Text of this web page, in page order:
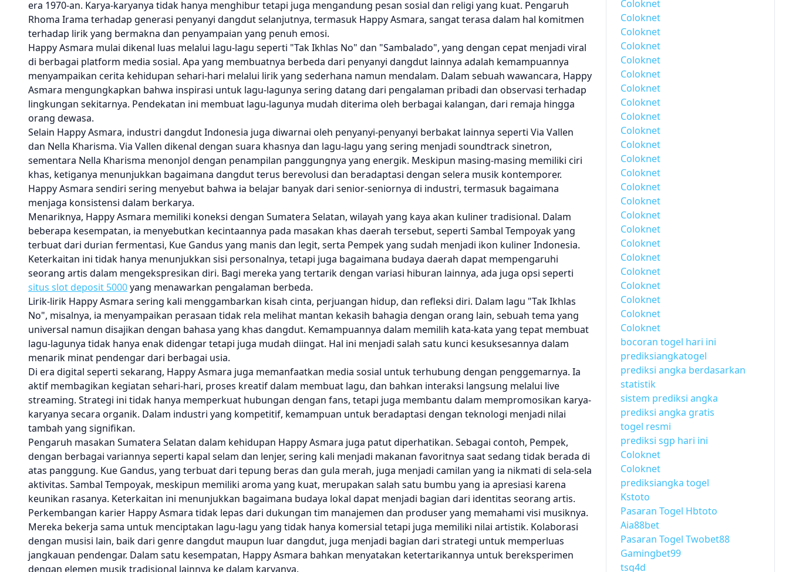
era 1970-an. Karya-karyanya tidak hanya menghibur tetapi juga mengandung pesan sosial dan religi yang kuat. Pengaruh
Rhoma Irama terhadap generasi penyanyi dangdut selanjutnya, termasuk Happy Asmara, sangat terasa dalam hal komitmen
terhadap lirik yang bermakna dan penyampaian yang penuh emosi.
Happy Asmara mulai dikenal luas melalui lagu-lagu seperti "Tak Ikhlas No" dan "Sambalado", yang dengan cepat menjadi viral
di berbagai platform media sosial. Apa yang membuatnya berbeda dari penyanyi dangdut lainnya adalah kemampuannya
menyampaikan cerita kehidupan sehari-hari melalui lirik yang sederhana namun mendalam. Dalam sebuah wawancara, Happy
Asmara mengungkapkan bahwa inspirasi untuk lagu-lagunya sering datang dari pengalaman pribadi dan observasi terhadap
lingkungan sekitarnya. Pendekatan ini membuat lagu-lagunya mudah diterima oleh berbagai kalangan, dari remaja hingga
orang dewasa.
Selain Happy Asmara, industri dangdut Indonesia juga diwarnai oleh penyanyi-penyanyi berbakat lainnya seperti Via Vallen
dan Nella Kharisma. Via Vallen dikenal dengan suara khasnya dan lagu-lagu yang sering menjadi soundtrack sinetron,
sementara Nella Kharisma menonjol dengan penampilan panggungnya yang energik. Meskipun masing-masing memiliki ciri
khas, ketiganya menunjukkan bagaimana dangdut terus berevolusi dan beradaptasi dengan selera musik kontemporer.
Happy Asmara sendiri sering menyebut bahwa ia belajar banyak dari senior-seniornya di industri, termasuk bagaimana
menjaga konsistensi dalam berkarya.
Menariknya, Happy Asmara memiliki koneksi dengan Sumatera Selatan, wilayah yang kaya akan kuliner tradisional. Dalam
beberapa kesempatan, ia menyebutkan kecintaannya pada masakan khas daerah tersebut, seperti Sambal Tempoyak yang
terbuat dari durian fermentasi, Kue Gandus yang manis dan legit, serta Pempek yang sudah menjadi ikon kuliner Indonesia.
Keterkaitan ini tidak hanya menunjukkan sisi personalnya, tetapi juga bagaimana budaya daerah dapat mempengaruhi
seorang artis dalam mengekspresikan diri. Bagi mereka yang tertarik dengan variasi hiburan lainnya, ada juga opsi seperti
situs slot deposit 5000yang menawarkan pengalaman berbeda.
Lirik-lirik Happy Asmara sering kali menggambarkan kisah cinta, perjuangan hidup, dan refleksi diri. Dalam lagu "Tak Ikhlas
No", misalnya, ia menyampaikan perasaan tidak rela melihat mantan kekasih bahagia dengan orang lain, sebuah tema yang
universal namun disajikan dengan bahasa yang khas dangdut. Kemampuannya dalam memilih kata-kata yang tepat membuat
lagu-lagunya tidak hanya enak didengar tetapi juga mudah diingat. Hal ini menjadi salah satu kunci kesuksesannya dalam
menarik minat pendengar dari berbagai usia.
Di era digital seperti sekarang, Happy Asmara juga memanfaatkan media sosial untuk terhubung dengan penggemarnya. Ia
aktif membagikan kegiatan sehari-hari, proses kreatif dalam membuat lagu, dan bahkan interaksi langsung melalui live
streaming. Strategi ini tidak hanya memperkuat hubungan dengan fans, tetapi juga membantu dalam mempromosikan karya-
karyanya secara organik. Dalam industri yang kompetitif, kemampuan untuk beradaptasi dengan teknologi menjadi nilai
tambah yang signifikan.
Pengaruh masakan Sumatera Selatan dalam kehidupan Happy Asmara juga patut diperhatikan. Sebagai contoh, Pempek,
dengan berbagai variannya seperti kapal selam dan lenjer, sering kali menjadi makanan favoritnya saat sedang tidak berada di
atas panggung. Kue Gandus, yang terbuat dari tepung beras dan gula merah, juga menjadi camilan yang ia nikmati di sela-sela
aktivitas. Sambal Tempoyak, meskipun memiliki aroma yang kuat, merupakan salah satu bumbu yang ia apresiasi karena
keunikan rasanya. Keterkaitan ini menunjukkan bagaimana budaya lokal dapat menjadi bagian dari identitas seorang artis.
Perkembangan karier Happy Asmara tidak lepas dari dukungan tim manajemen dan produser yang memahami visi musiknya.
Mereka bekerja sama untuk menciptakan lagu-lagu yang tidak hanya komersial tetapi juga memiliki nilai artistik. Kolaborasi
dengan musisi lain, baik dari genre dangdut maupun luar dangdut, juga menjadi bagian dari strategi untuk memperluas
jangkauan pendengar. Dalam satu kesempatan, Happy Asmara bahkan menyatakan ketertarikannya untuk bereksperimen
dengan elemen musik tradisional lainnya ke dalam karyanya.
Coloknet
Coloknet
Coloknet
Coloknet
Coloknet
Coloknet
Coloknet
Coloknet
Coloknet
Coloknet
Coloknet
Coloknet
Coloknet
Coloknet
Coloknet
Coloknet
Coloknet
Coloknet
Coloknet
Coloknet
Coloknet
Coloknet
Coloknet
Coloknet
bocoran togel hari ini
prediksiangkatogel
prediksi angka berdasarkan
statistik
sistem prediksi angka
prediksi angka gratis
togel resmi
prediksi sgp hari ini
Coloknet
Coloknet
prediksiangka togel
Kstoto
Pasaran Togel Hbtoto
Aia88bet
Pasaran Togel Twobet88
Gamingbet99
tsg4d